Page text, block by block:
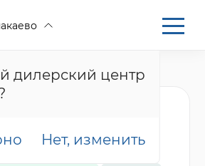
дилерский центр
Нет, изменить
Новые автомобили Monjaro, I
белый